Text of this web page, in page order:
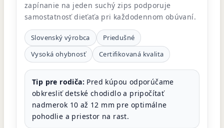
zapínanie na jeden suchý zips podporuje
samostatnosť dieťaťa pri každodennom obúvaní.
Slovenský výrobca
Priedušné
Vysoká ohybnosť
Certifikovaná kvalita
Tip pre rodiča: Pred kúpou odporúčame
obkresliť detské chodidlo a pripočítať
nadmerok 10 až 12 mm pre optimálne
pohodlie a priestor na rast.